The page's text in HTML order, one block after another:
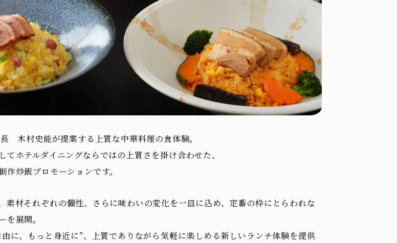
木村史能が提案する上質な中華料理の食体験。
てホテルダイニングならではの上質さを掛け合わせた、
作炒飯プロモーションです。
素材それぞれの個性、さらに味わいの変化を一皿に込め、定番の枠にとらわれな
を展開。
に、もっと身近に”、上質でありながら気軽に楽しめる新しいランチ体験を提供